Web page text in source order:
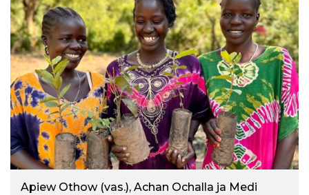
Apiew Othow (vas.), Achan Ochalla ja Medi